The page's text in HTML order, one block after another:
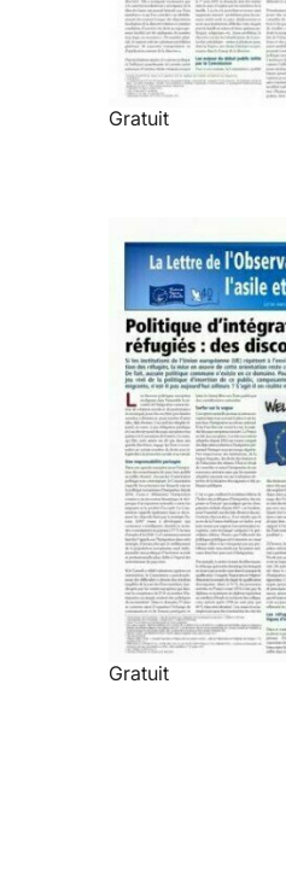
Gratuit
Gratuit